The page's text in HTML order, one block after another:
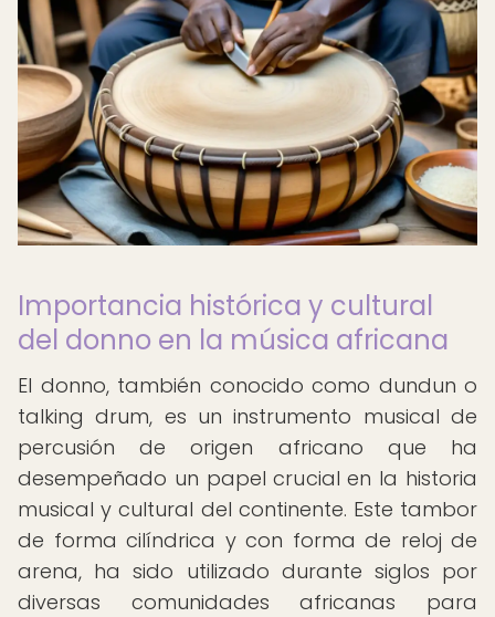
Importancia histórica y cultural
del donno en la música africana
El donno, también conocido como dundun o
talking drum, es un instrumento musical de
percusión de origen africano que ha
desempeñado un papel crucial en la historia
musical y cultural del continente. Este tambor
de forma cilíndrica y con forma de reloj de
arena, ha sido utilizado durante siglos por
diversas comunidades africanas para